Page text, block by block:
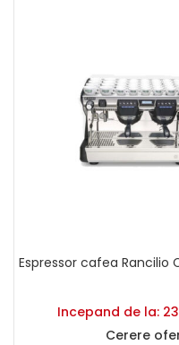
Espressor cafea Rancilio
Incepand de la:
Cerere